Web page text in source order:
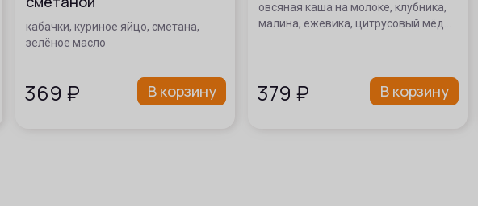
кабачки, куриное яйцо, сметана,
зелёное масло
369 ₽ В корзину
овсяная каша на молоке, клубника,
малина, ежевика, цитрусовый мёд…
379 ₽ В корзину